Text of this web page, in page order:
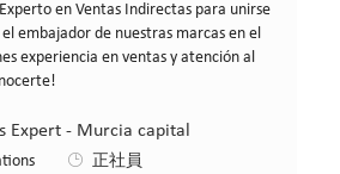
en Ventas Indirectas para unirse
embajador de nuestras marcas en el
experiencia en ventas y atención al
Expert - Murcia capital
正社員